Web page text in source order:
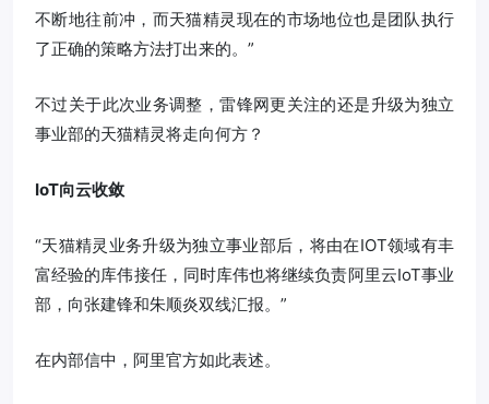
不断地往前冲，而天猫精灵现在的市场地位也是团队执行
了正确的策略方法打出来的。”
不过关于此次业务调整，雷锋网更关注的还是升级为独立
事业部的天猫精灵将走向何方？
IoT向云收敛
“天猫精灵业务升级为独立事业部后，将由在IOT领域有丰
富经验的库伟接任，同时库伟也将继续负责阿里云IoT事业
部，向张建锋和朱顺炎双线汇报。”
在内部信中，阿里官方如此表述。